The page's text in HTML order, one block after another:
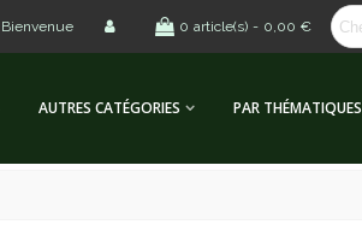
Bienvenue 0 article(s) - 0,00 €
AUTRES CATÉGORIES PAR THÉMATIQUES